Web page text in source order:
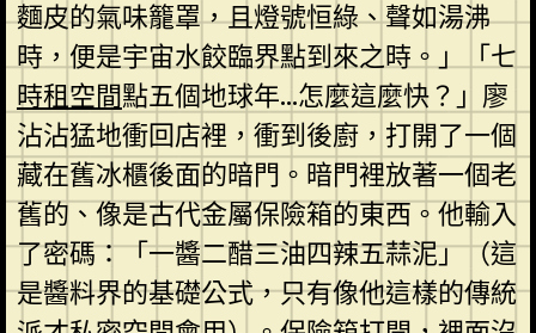
麵皮的氣味籠罩，且燈號恒綠、聲如湯沸
時，便是宇宙水餃臨界點到來之時。」「七
時租空間點五個地球年…怎麼這麼快？」廖
沾沾猛地衝回店裡，衝到後廚，打開了一個
藏在舊冰櫃後面的暗門。暗門裡放著一個老
舊的、像是古代金屬保險箱的東西。他輸入
了密碼：「一醬二醋三油四辣五蒜泥」（這
是醬料界的基礎公式，只有像他這樣的傳統